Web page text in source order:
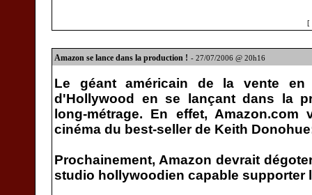
[
Amazon se lance dans la production ! - 27/07/2006 @ 20h16
Le géant américain de la vente
d'Hollywood en se lançant dans la
long-métrage. En effet,
cinéma du best-seller de Keith
Prochainement, Amazon devrait
studio hollywoodien capable supporter